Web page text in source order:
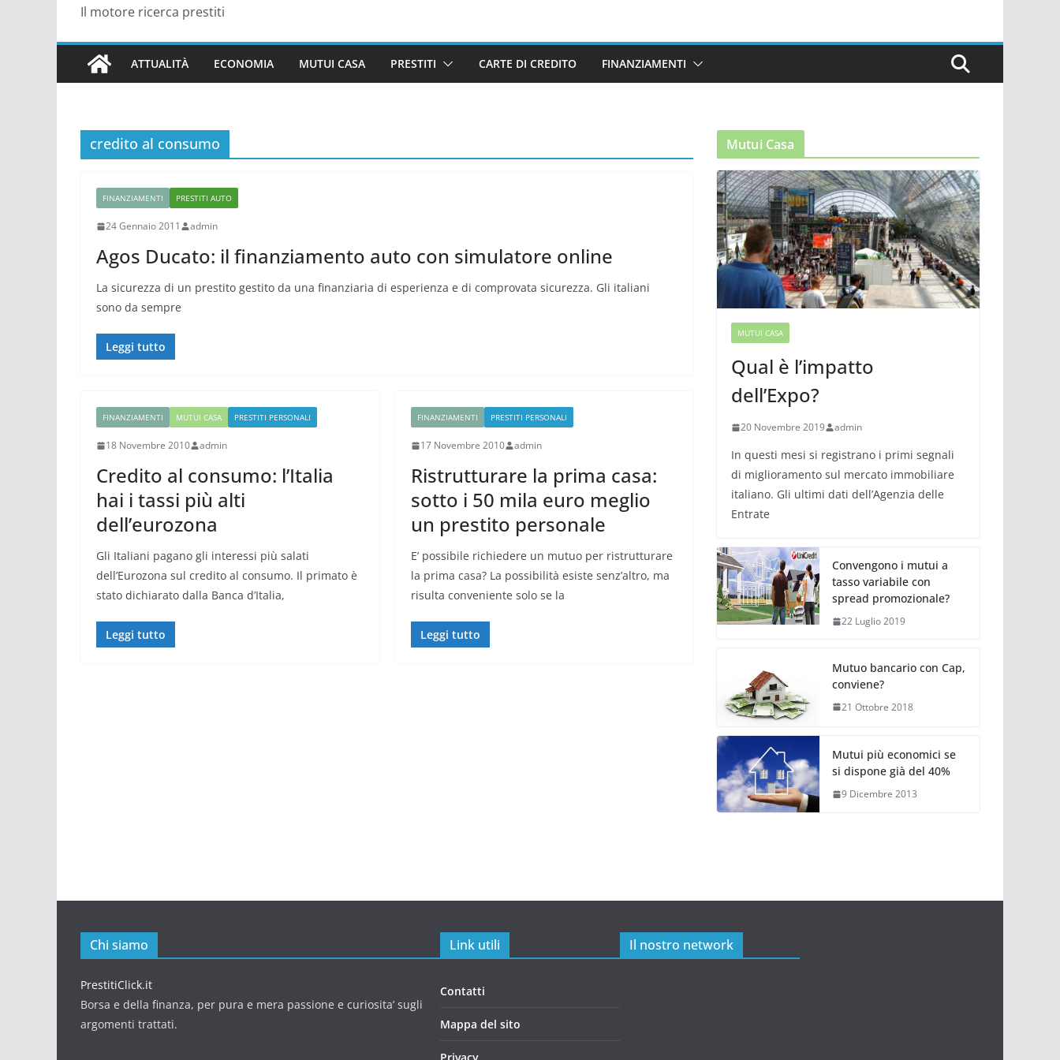
Il motore ricerca prestiti
ATTUALITÀ ECONOMIA MUTUI CASA PRESTITI CARTE DI CREDITO FINANZIAMENTI
credito al consumo
FINANZIAMENTI PRESTITI AUTO
24 Gennaio 2011 admin
Agos Ducato: il finanziamento auto con simulatore online
La sicurezza di un prestito gestito da una finanziaria di esperienza e di comprovata sicurezza. Gli italiani
sono da sempre
Leggi tutto
FINANZIAMENTI MUTUI CASA PRESTITI PERSONALI
18 Novembre 2010 admin
Credito al consumo: l’Italia
hai i tassi più alti
dell’eurozona
Gli Italiani pagano gli interessi più salati
dell’Eurozona sul credito al consumo. Il primato è
stato dichiarato dalla Banca d’Italia,
Leggi tutto
FINANZIAMENTI PRESTITI PERSONALI
17 Novembre 2010 admin
Ristrutturare la prima casa:
sotto i 50 mila euro meglio
un prestito personale
E’ possibile richiedere un mutuo per ristrutturare
la prima casa? La possibilità esiste senz’altro, ma
risulta conveniente solo se la
Leggi tutto
Mutui Casa
MUTUI CASA
Qual è l’impatto
dell’Expo?
20 Novembre 2019 admin
In questi mesi si registrano i primi segnali
di miglioramento sul mercato immobiliare
italiano. Gli ultimi dati dell’Agenzia delle
Entrate
Convengono i mutui a
tasso variabile con
spread promozionale?
22 Luglio 2019
Mutuo bancario con Cap,
conviene?
21 Ottobre 2018
Mutui più economici se
si dispone già del 40%
9 Dicembre 2013
Chi siamo
PrestitiClick.it
Borsa e della finanza, per pura e mera passione e curiosita’ sugli
argomenti trattati.
Link utili
Contatti
Mappa del sito
Il nostro network